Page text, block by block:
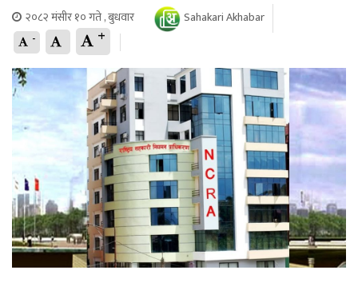
२०८२ मंसीर १० गते , बुधवार
Sahakari Akhabar
- +